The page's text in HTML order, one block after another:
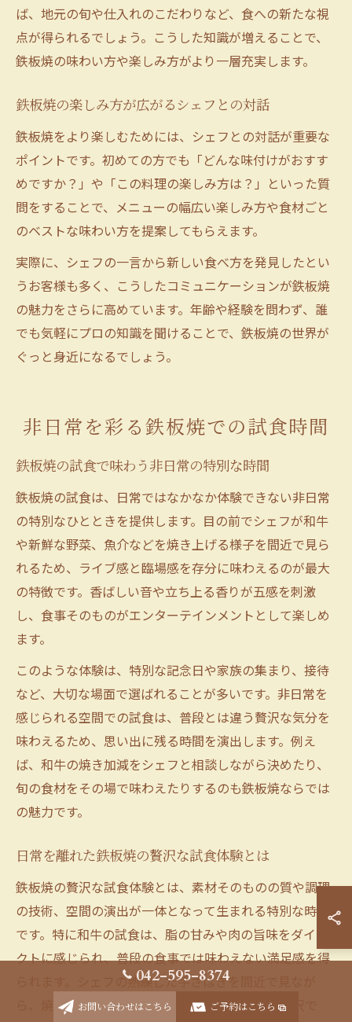
ば、地元の旬や仕入れのこだわりなど、食への新たな視
点が得られるでしょう。こうした知識が増えることで、
鉄板焼の味わい方や楽しみ方がより一層充実します。
鉄板焼の楽しみ方が広がるシェフとの対話
鉄板焼をより楽しむためには、シェフとの対話が重要な
ポイントです。初めての方でも「どんな味付けがおすす
めですか？」や「この料理の楽しみ方は？」といった質
問をすることで、メニューの幅広い楽しみ方や食材ごと
のベストな味わい方を提案してもらえます。
実際に、シェフの一言から新しい食べ方を発見したとい
うお客様も多く、こうしたコミュニケーションが鉄板焼
の魅力をさらに高めています。年齢や経験を問わず、誰
でも気軽にプロの知識を聞けることで、鉄板焼の世界が
ぐっと身近になるでしょう。
非日常を彩る鉄板焼での試食時間
鉄板焼の試食で味わう非日常の特別な時間
鉄板焼の試食は、日常ではなかなか体験できない非日常
の特別なひとときを提供します。目の前でシェフが和牛
や新鮮な野菜、魚介などを焼き上げる様子を間近で見ら
れるため、ライブ感と臨場感を存分に味わえるのが最大
の特徴です。香ばしい音や立ち上る香りが五感を刺激
し、食事そのものがエンターテインメントとして楽しめ
ます。
このような体験は、特別な記念日や家族の集まり、接待
など、大切な場面で選ばれることが多いです。非日常を
感じられる空間での試食は、普段とは違う贅沢な気分を
味わえるため、思い出に残る時間を演出します。例え
ば、和牛の焼き加減をシェフと相談しながら決めたり、
旬の食材をその場で味わえたりするのも鉄板焼ならでは
の魅力です。
日常を離れた鉄板焼の贅沢な試食体験とは
鉄板焼の贅沢な試食体験とは、素材そのものの質や調理
の技術、空間の演出が一体となって生まれる特別な時間
です。特に和牛の試食は、脂の甘みや肉の旨味をダイレ
クトに感じられ、普段の食事では味わえない満足感を得
られます。シェフの熟練した手さばきを間近で見なが
ら、焼きたてをその場で口にできるのが最大の贅沢で
042-595-8374
お問い合わせはこちら ご予約はこちら